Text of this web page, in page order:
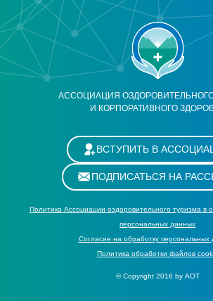
АССОЦИАЦИЯ
И КОРПОРАТИВНОГО
ВСТУПИТЬ В
ПОДПИСАТЬСЯ НА
Политика Ассоциации оздоровительного туризма в
персональных данных
Cогласие на обработку персональных
Политика обработки файлов
© Copyright 2016 by АОТ